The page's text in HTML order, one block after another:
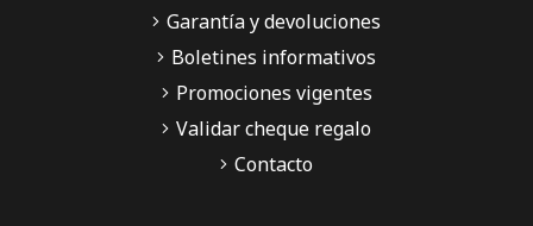
Garantía y devoluciones
Boletines informativos
Promociones vigentes
Validar cheque regalo
Contacto